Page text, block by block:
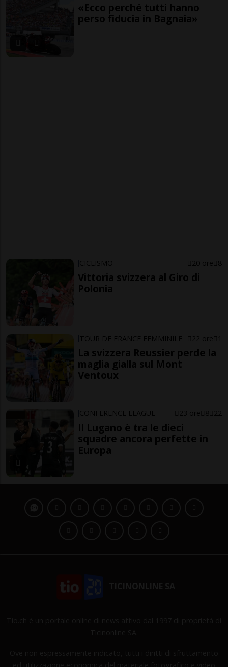
«Ecco perché tutti hanno
perso fiducia in Bagnaia»
CICLISMO 20 ore 8
Vittoria svizzera al Giro di
Polonia
TOUR DE FRANCE FEMMINILE 22 ore 1
La svizzera Reussier perde la
maglia gialla sul Mont
Ventoux
CONFERENCE LEAGUE 23 ore 8 22
Il Lugano è tra le dieci
squadre ancora perfette in
Europa